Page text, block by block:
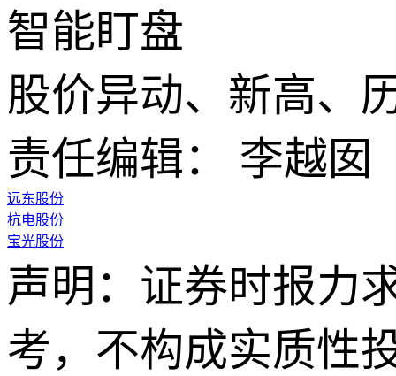
智能盯盘
股价异动、新高、
责任编辑： 李越囡
远东股份
杭电股份
宝光股份
声明：证券时报力
考，不构成实质性